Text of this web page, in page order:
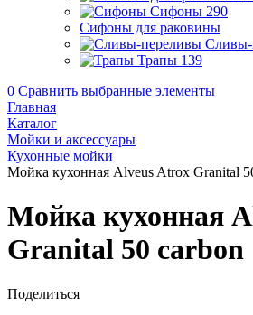
Сифоны 290
Сифоны для раковины
Сливы-
Трапы 139
0 Сравнить выбранные элементы
Главная
Каталог
Мойки и аксессуары
Кухонные мойки
Мойка кухонная Alveus Atrox Granital
Мойка кухонная
Granital 50 carbon
Поделиться